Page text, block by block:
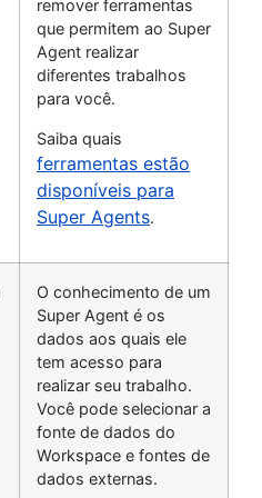
remover ferramentas
que permitem ao Super
Agent realizar
diferentes trabalhos
para você.
Saiba quais
ferramentas estão
disponíveis para
Super Agents.
O conhecimento de um
Super Agent é os
dados aos quais ele
tem acesso para
realizar seu trabalho.
Você pode selecionar a
fonte de dados do
Workspace e fontes de
dados externas.